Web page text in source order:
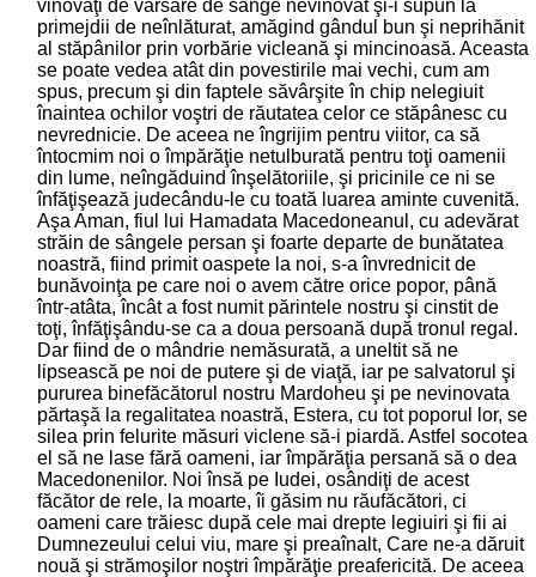
vinovaţi de vărsare de sânge nevinovat şi-i supun la
primejdii de neînlăturat, amăgind gândul bun şi neprihănit
al stăpânilor prin vorbărie vicleană şi mincinoasă. Aceasta
se poate vedea atât din povestirile mai vechi, cum am
spus, precum şi din faptele săvârşite în chip nelegiuit
înaintea ochilor voştri de răutatea celor ce stăpânesc cu
nevrednicie. De aceea ne îngrijim pentru viitor, ca să
întocmim noi o împărăţie netulburată pentru toţi oamenii
din lume, neîngăduind înşelătoriile, şi pricinile ce ni se
înfăţişează judecându-le cu toată luarea aminte cuvenită.
Aşa Aman, fiul lui Hamadata Macedoneanul, cu adevărat
străin de sângele persan şi foarte departe de bunătatea
noastră, fiind primit oaspete la noi, s-a învrednicit de
bunăvoinţa pe care noi o avem către orice popor, până
într-atâta, încât a fost numit părintele nostru şi cinstit de
toţi, înfăţişându-se ca a doua persoană după tronul regal.
Dar fiind de o mândrie nemăsurată, a uneltit să ne
lipsească pe noi de putere şi de viaţă, iar pe salvatorul şi
pururea binefăcătorul nostru Mardoheu şi pe nevinovata
părtaşă la regalitatea noastră, Estera, cu tot poporul lor, se
silea prin felurite măsuri viclene să-i piardă. Astfel socotea
el să ne lase fără oameni, iar împărăţia persană să o dea
Macedonenilor. Noi însă pe Iudei, osândiţi de acest
făcător de rele, la moarte, îi găsim nu răufăcători, ci
oameni care trăiesc după cele mai drepte legiuiri şi fii ai
Dumnezeului celui viu, mare şi preaînalt, Care ne-a dăruit
nouă şi strămoşilor noştri împărăţie preafericită. De aceea